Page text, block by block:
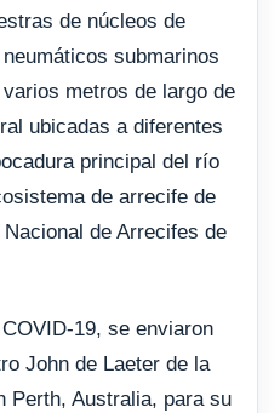
de núcleos de
submarinos
metros de largo de
ubicadas a diferentes
principal del río
de arrecife de
de Arrecifes de
19, se enviaron
John de Laeter de la
Perth, Australia, para su